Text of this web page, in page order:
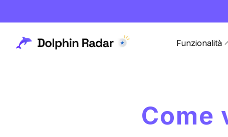
Funzionalità
Come